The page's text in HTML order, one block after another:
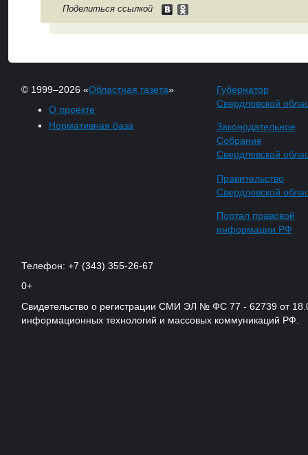
Поделиться ссылкой
© 1999–2026 «Областная газета»
О проекте
Нормативная база
Губернатор
Свердловской
Законодательное
Собрание
Свердловской
Правительство
Свердловской
Портал правовой
информации РФ
Телефон: +7 (343) 355-26-67
0+
Свидетельство о регистрации СМИ ЭЛ № ФС 77 - 62739 от
информационных технологий и массовых коммуникаций РФ.